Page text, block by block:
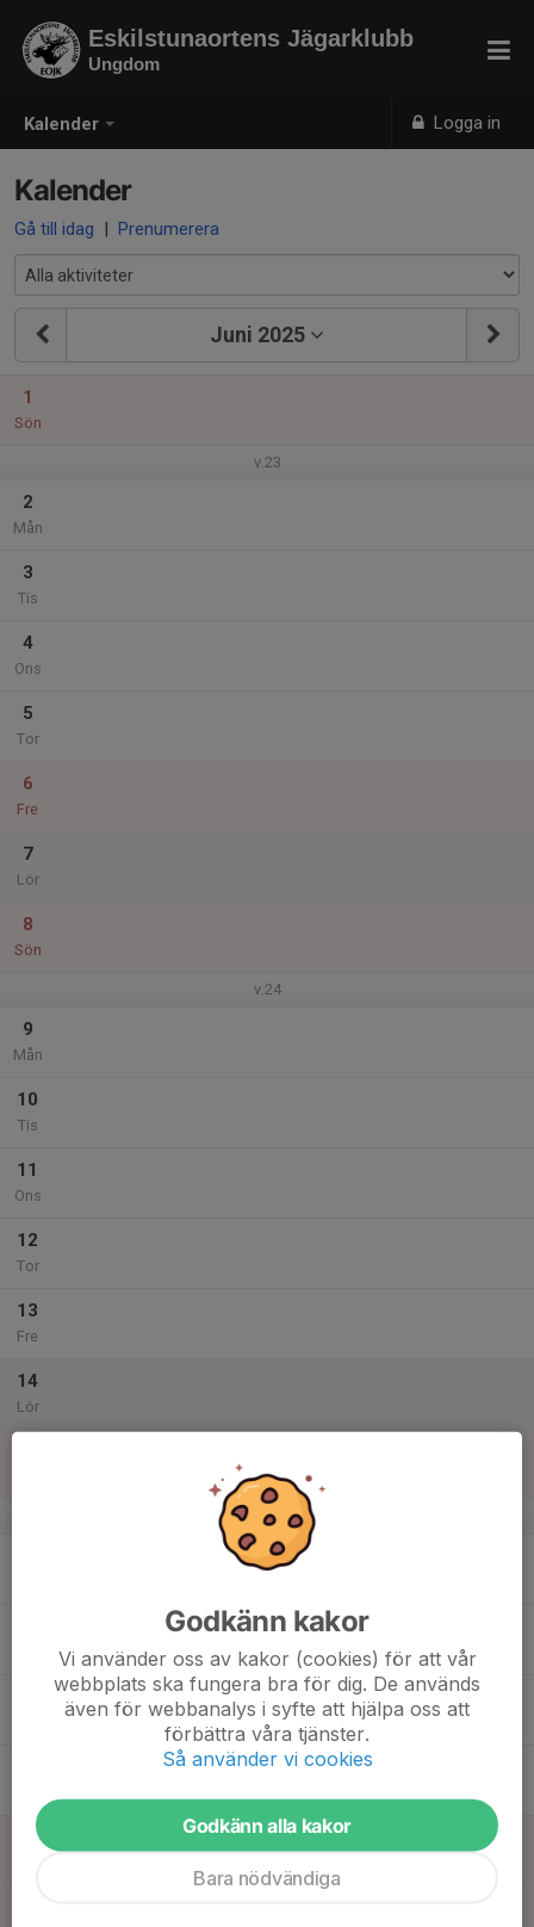
Kalender Logga in
Eskilstunaortens Jägarklubb
Ungdom
Kalender
Gå till idag | Prenumerera
Juni 2025
1
Sön
v.23
2
Mån
3
Tis
4
Ons
5
Tor
6
Fre
7
Lör
8
Sön
v.24
9
Mån
10
Tis
11
Ons
12
Tor
13
Fre
14
Lör
v.25
20
Godkänn kakor
Vi använder oss av kakor (cookies) för att vår
webbplats ska fungera bra för dig. De används
även för webbanalys i syfte att hjälpa oss att
förbättra våra tjänster.
Så använder vi cookies
Godkänn alla kakor
Bara nödvändiga